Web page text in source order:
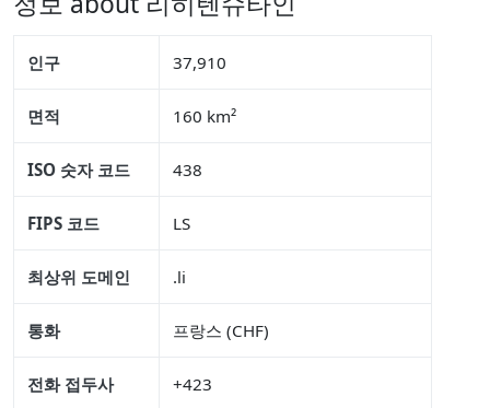
인구 37,910
면적 160 km²
ISO 숫자 코드 438
FIPS 코드 LS
최상위 도메인 .li
통화 프랑스 (CHF)
전화 접두사 +423